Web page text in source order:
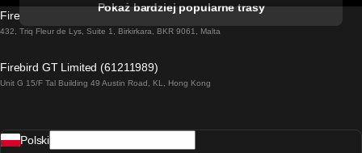
Pociąg Dublin - Galway
Pociąg Rzym - Neapol
Pokaż bardziej popularne trasy
Firebird GT Limited (OC 1451)
432, Triq Fleur de Lys, Suite 1, Birkirkara, BKR 9061, Malta
Firebird GT Limited (61211989)
Unit G 15/F Tal Building 49 Austin Road, KL, Hong Kong
Polski